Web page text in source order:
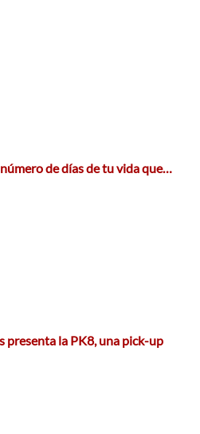
de días de tu vida que…
presenta la PK8, una pick-up